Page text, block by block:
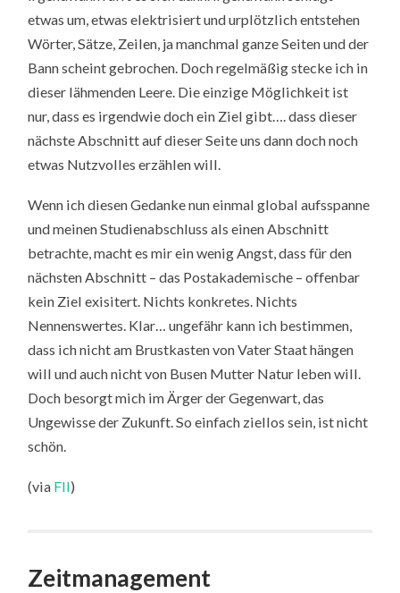
etwas um, etwas elektrisiert und urplötzlich entstehen
Wörter, Sätze, Zeilen, ja manchmal ganze Seiten und der
Bann scheint gebrochen. Doch regelmäßig stecke ich in
dieser lähmenden Leere. Die einzige Möglichkeit ist
nur, dass es irgendwie doch ein Ziel gibt…. dass dieser
nächste Abschnitt auf dieser Seite uns dann doch noch
etwas Nutzvolles erzählen will.
Wenn ich diesen Gedanke nun einmal global aufsspanne
und meinen Studienabschluss als einen Abschnitt
betrachte, macht es mir ein wenig Angst, dass für den
nächsten Abschnitt – das Postakademische – offenbar
kein Ziel exisitert. Nichts konkretes. Nichts
Nennenswertes. Klar… ungefähr kann ich bestimmen,
dass ich nicht am Brustkasten von Vater Staat hängen
will und auch nicht von Busen Mutter Natur leben will.
Doch besorgt mich im Ärger der Gegenwart, das
Ungewisse der Zukunft. So einfach ziellos sein, ist nicht
schön.
(via FII)
Zeitmanagement